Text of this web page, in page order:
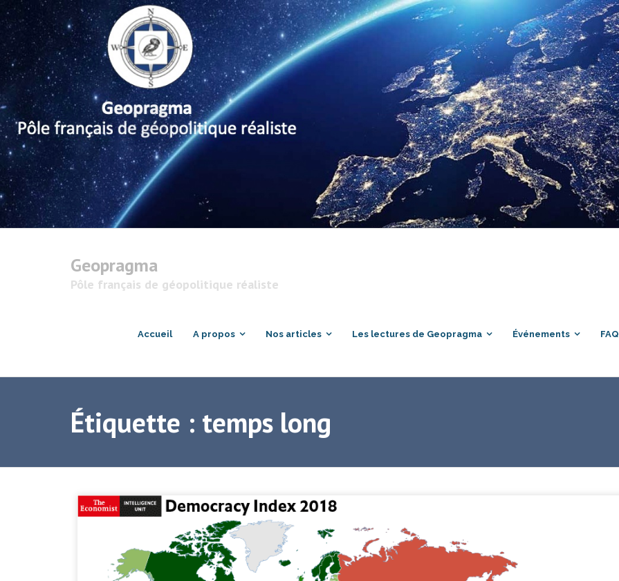
Geopragma
Pôle français de géopolitique réaliste
Accueil A propos Nos articles Les lectures de Geopragma Événements FAQ
Étiquette : temps long